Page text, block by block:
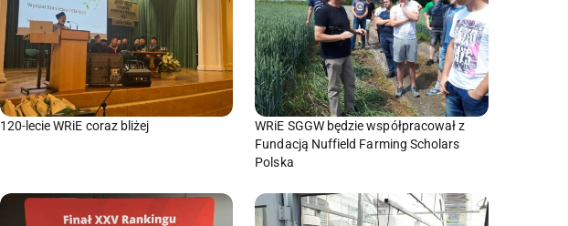
120-lecie WRiE coraz bliżej
WRiE SGGW będzie współpracował z
Fundacją Nuffield Farming Scholars
Polska